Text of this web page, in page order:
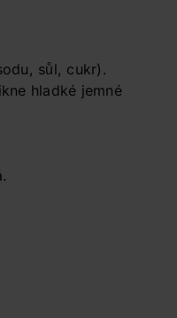
sůl, cukr).
hladké jemné